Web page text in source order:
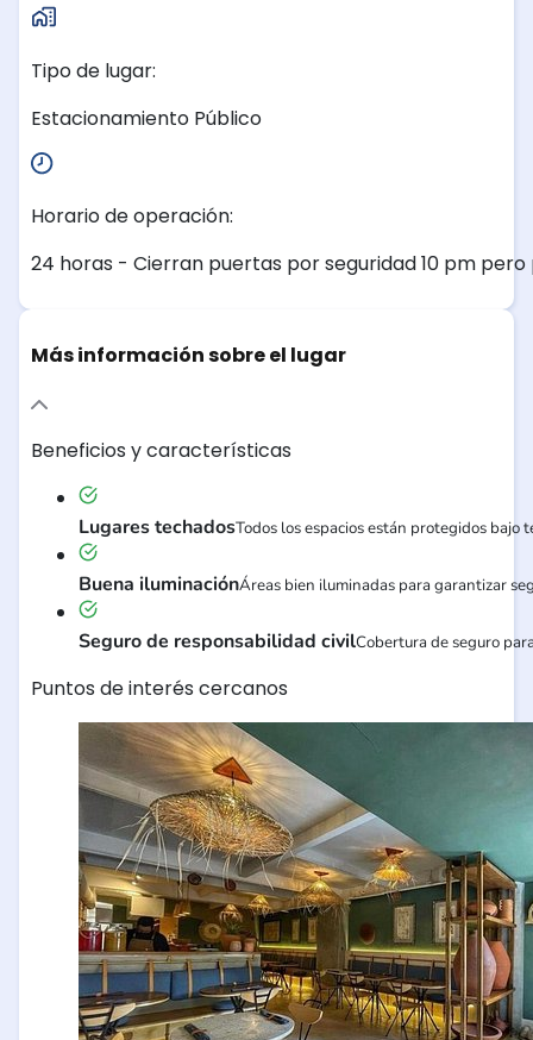
Tipo de lugar:
Estacionamiento Público
Horario de operación:
24 horas - Cierran puertas por seguridad 10 pm
Más información sobre el lugar
Beneficios y características
Lugares techadosTodos los espacios están protegidos bajo
Buena iluminaciónÁreas bien iluminadas para garantizar
Seguro de responsabilidad civilCobertura de seguro
Puntos de interés cercanos